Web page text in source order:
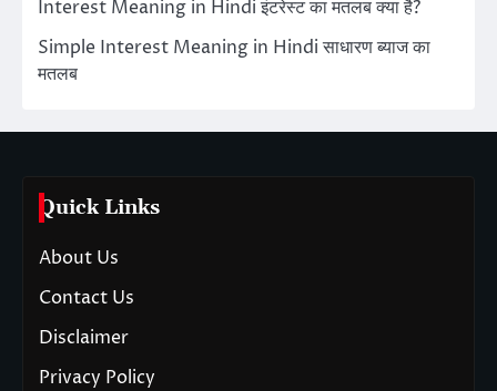
Interest Meaning in Hindi इंटरेस्ट का मतलब क्या है?
Simple Interest Meaning in Hindi साधारण ब्याज का
मतलब
Quick Links
About Us
Contact Us
Disclaimer
Privacy Policy